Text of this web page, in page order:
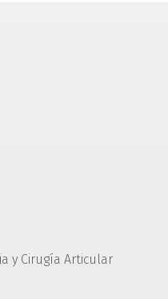
y Cirugía Articular